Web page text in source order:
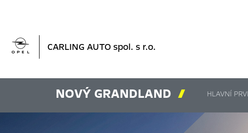
 CARLING AUTO spol. s r.o.
NOVÝ GRANDLAND  HLAVNÍ